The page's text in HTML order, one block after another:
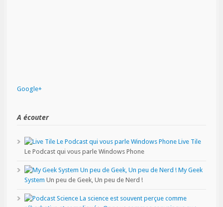
Google+
A écouter
Live Tile
Le Podcast qui vous parle Windows Phone
My Geek
System Un peu de Geek, Un peu de Nerd !